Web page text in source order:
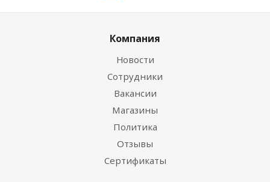
Компания
Новости
Сотрудники
Вакансии
Магазины
Политика
Отзывы
Сертификаты